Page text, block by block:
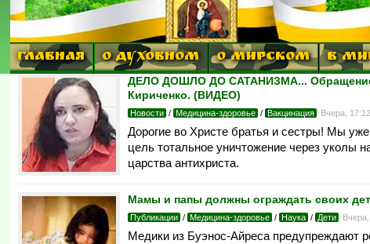
ГЛАВНАЯ О ДУХОВНОМ О МИРСКОМ В
ДЕЛО ДОШЛО ДО САТАНИЗМА... Обращение
Кириченко. (ВИДЕО)
Новости / Медицина-здоровье / Вакцинация Вчера, 17:12
Дорогие во Христе братья и сестры! Мы
цель тотальное уничтожение через уколы
царства антихриста.
Мамы и папы должны ограждать своих
Публикации / Медицина-здоровье / Наука / Дети
Медики из Буэнос-Айреса предупреждают